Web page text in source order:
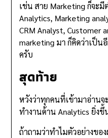
เช่น สาย Marketing ก็จะ
Analytics, Marketing
CRM Analyst, Customer
marketing มา ก็คิดว่าเป็น
ครับ
สุดท้าย
หวังว่าทุกคนที่เข้ามาอ่าน
ทำงานด้าน Analytics ยิ่ง
ถ้าถามว่าทำไมตัวอย่างขอ